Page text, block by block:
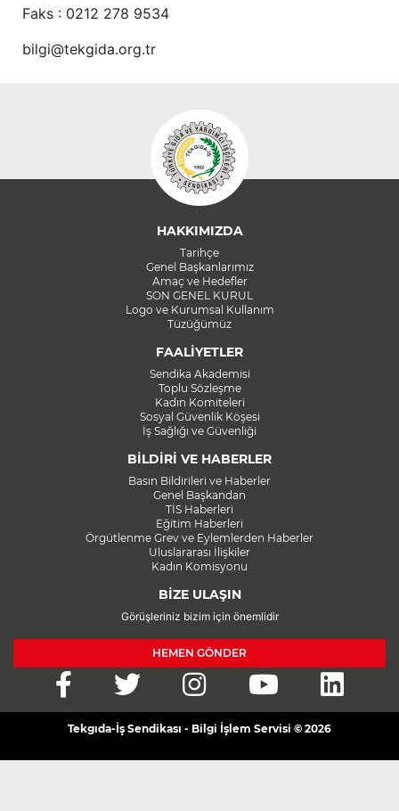
Faks : 0212 278 9534
bilgi@tekgida.org.tr
HAKKIMIZDA
Tarihçe
Genel Başkanlarımız
Amaç ve Hedefler
SON GENEL KURUL
Logo ve Kurumsal Kullanım
Tüzüğümüz
FAALİYETLER
Sendika Akademisi
Toplu Sözleşme
Kadın Komiteleri
Sosyal Güvenlik Köşesi
İş Sağlığı ve Güvenliği
BİLDİRİ VE HABERLER
Basın Bildirileri ve Haberler
Genel Başkandan
TİS Haberleri
Eğitim Haberleri
Örgütlenme Grev ve Eylemlerden Haberler
Uluslararası İlişkiler
Kadın Komisyonu
BİZE ULAŞIN
Görüşleriniz bizim için önemlidir
HEMEN GÖNDER
Tekgıda-İş Sendikası - Bilgi İşlem Servisi © 2026